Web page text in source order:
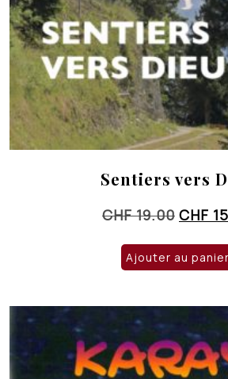
Sentiers vers
CHF19.00 Le
initial
CHF
Ajouter au panier